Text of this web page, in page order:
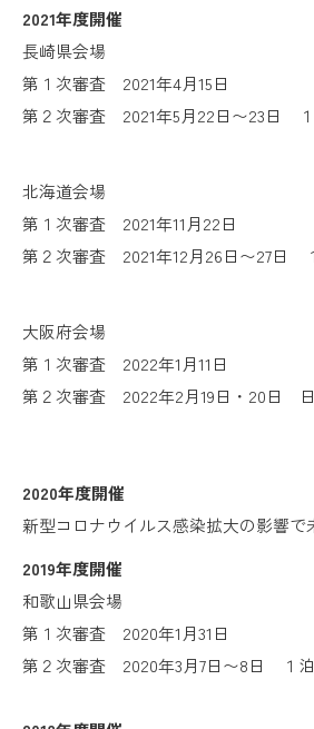
2021年度開催
長崎県会場
第１次審査 2021年4月15日
第２次審査 2021年5月22日〜23日
北海道会場
第１次審査 2021年11月22日
第２次審査 2021年12月26日〜27日
大阪府会場
第１次審査 2022年1月11日
第２次審査 2022年2月19日・20日
2020年度開催
新型コロナウイルス感染拡大の影響で
2019年度開催
和歌山県会場
第１次審査 2020年1月31日
第２次審査 2020年3月7日〜8日 １